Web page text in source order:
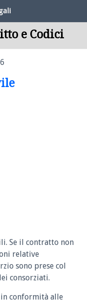
e Codici
Se il contratto non
relative
sono prese col
consorziati.
in conformità alle